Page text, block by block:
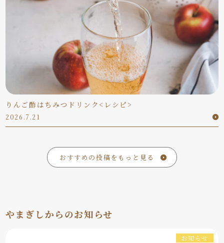
りんご酢はちみつドリンク<レシピ>
2026.7.21
おすすめの投稿をもっと見る
やまぎしからのお知らせ
お知らせ